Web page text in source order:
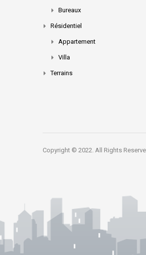
Bureaux
Résidentiel
Appartement
Villa
Terrains
Copyright © 2022. All Rights